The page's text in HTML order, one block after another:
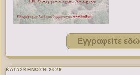
Εγγραφείτε εδώ
ΚΑΤΑΣΚΗΝΩΣΗ 2026